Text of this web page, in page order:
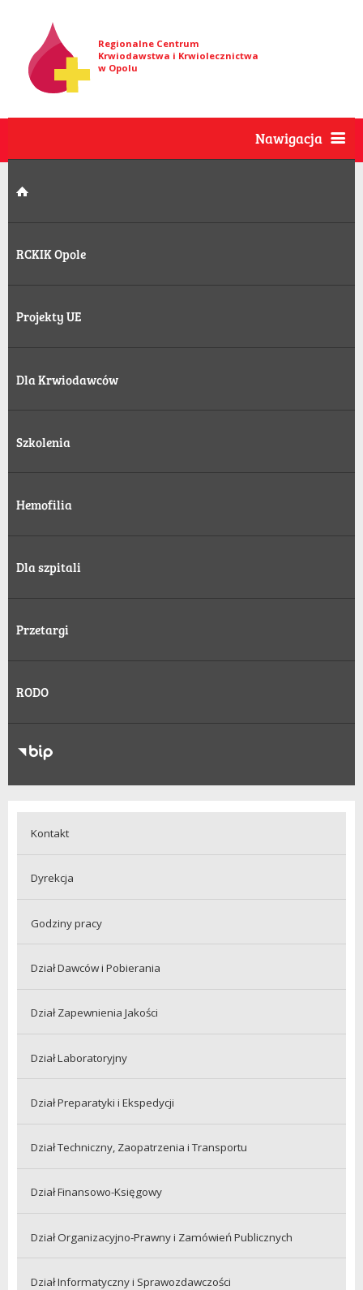
Regionalne Centrum
Krwiodawstwa i Krwiolecznictwa
w Opolu
Nawigacja
RCKIK Opole
Projekty UE
Dla Krwiodawców
Szkolenia
Hemofilia
Dla szpitali
Przetargi
RODO
RODO
Kontakt
Dyrekcja
Godziny pracy
Dział Dawców i Pobierania
Dział Zapewnienia Jakości
Dział Laboratoryjny
Dział Preparatyki i Ekspedycji
Dział Techniczny, Zaopatrzenia i Transportu
Dział Finansowo-Księgowy
Dział Organizacyjno-Prawny i Zamówień Publicznych
Dział Informatyczny i Sprawozdawczości